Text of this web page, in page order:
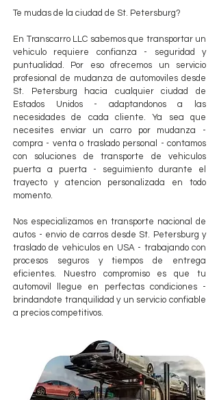
Te mudas de la ciudad de St. Petersburg?
En Transcarro LLC sabemos que transportar un
vehiculo requiere confianza - seguridad y
puntualidad. Por eso ofrecemos un servicio
profesional de mudanza de automoviles desde
St. Petersburg hacia cualquier ciudad de
Estados Unidos - adaptandonos a las
necesidades de cada cliente. Ya sea que
necesites enviar un carro por mudanza -
compra - venta o traslado personal - contamos
con soluciones de transporte de vehiculos
puerta a puerta - seguimiento durante el
trayecto y atencion personalizada en todo
momento.
Nos especializamos en transporte nacional de
autos - envio de carros desde St. Petersburg y
traslado de vehiculos en USA - trabajando con
procesos seguros y tiempos de entrega
eficientes. Nuestro compromiso es que tu
automovil llegue en perfectas condiciones -
brindandote tranquilidad y un servicio confiable
a precios competitivos.